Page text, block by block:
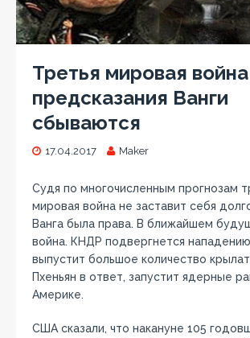
Третья мировая
предсказания Ванги
сбываются
17.04.2017 Maker
Судя по многочисленным прогнозам
мировая война не заставит себя
Ванга была права. В ближайшем
война. КНДР подвергнется
выпустит большое количество
Пхеньян в ответ, запустит ядерные
Америке.
США сказали, что накануне 105